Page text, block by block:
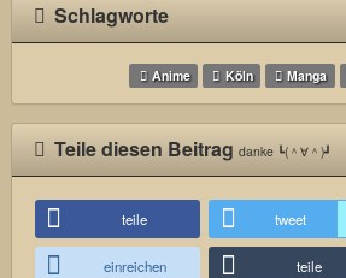
Schlagworte
Anime Köln Manga
Teile diesen Beitragdanke ┗(＾∀＾)┛
teile tweet
einreichen teile